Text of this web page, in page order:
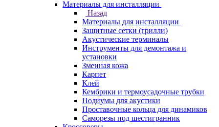
Материалы для инсталляции
Назад
Материалы для инсталляции
Защитные сетки (грилли)
Акустические терминалы
Инструменты для демонтажа и
установки
Змеиная кожа
Карпет
Клей
Кембрики и термоусадочные трубки
Подиумы для акустики
Проставочные кольца для динамиков
Саморезы под шестигранник